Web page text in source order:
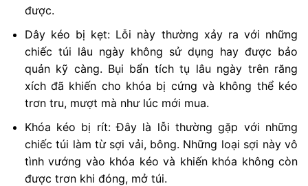
được.
Dây kéo bị kẹt: Lỗi này thường xảy ra với những
chiếc túi lâu ngày không sử dụng hay được bảo
quản kỹ càng. Bụi bẩn tích tụ lâu ngày trên răng
xích đã khiến cho khóa bị cứng và không thể kéo
trơn tru, mượt mà như lúc mới mua.
Khóa kéo bị rít: Đây là lỗi thường gặp với những
chiếc túi làm từ sợi vải, bông. Những loại sợi này vô
tình vướng vào khóa kéo và khiến khóa không còn
được trơn khi đóng, mở túi.